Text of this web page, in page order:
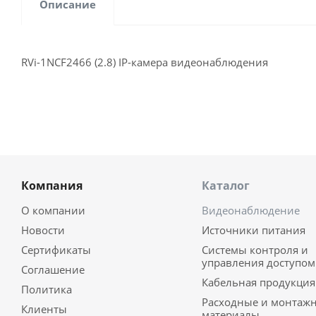
Описание
RVi-1NCF2466 (2.8) IP-камера видеонаблюдения
Компания
О компании
Новости
Сертификаты
Соглашение
Политика
Клиенты
Каталог
Видеонаблюдение
Источники питания
Системы контроля и
управления доступом
Кабельная продукция
Расходные и